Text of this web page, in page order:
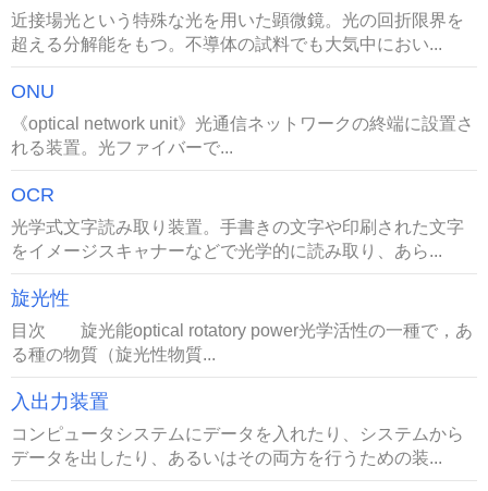
近接場光という特殊な光を用いた顕微鏡。光の回折限界を
超える分解能をもつ。不導体の試料でも大気中におい...
ONU
《optical network unit》光通信ネットワークの終端に設置さ
れる装置。光ファイバーで...
OCR
光学式文字読み取り装置。手書きの文字や印刷された文字
をイメージスキャナーなどで光学的に読み取り、あら...
旋光性
目次 旋光能optical rotatory power光学活性の一種で，あ
る種の物質（旋光性物質...
入出力装置
コンピュータシステムにデータを入れたり、システムから
データを出したり、あるいはその両方を行うための装...